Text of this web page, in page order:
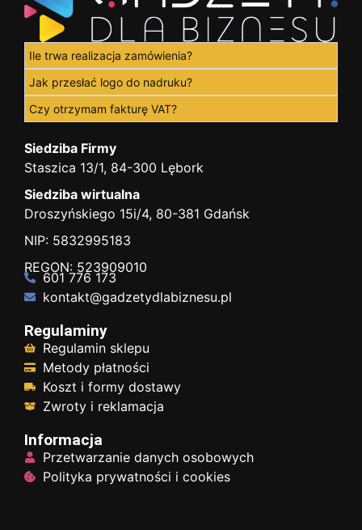
Ile trwa realizacja zamówienia?
Jak przesłać logo do nadruku?
Czy otrzymam fakturę VAT?
Siedziba Firmy
Staszica 13/1, 84-300 Lębork
Siedziba wirtualna
Droszyńskiego 15i/4, 80-381 Gdańsk
NIP: 5832995183
REGON: 523909010
601 776 173
kontakt@gadzetydlabiznesu.pl
Regulaminy
Regulamin sklepu
Metody płatności
Koszt i formy dostawy
Zwroty i reklamacja
Informacja
Przetwarzanie danych osobowych
Polityka prywatności i cookies